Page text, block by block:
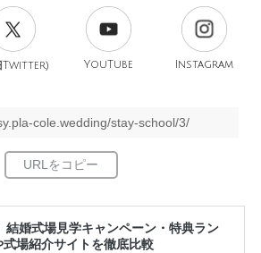
Twitter) YouTube Instagram
cole.wedding/stay-school/3/
結婚式場見学キャンペーン・特典ラン
場紹介サイトを徹底比較